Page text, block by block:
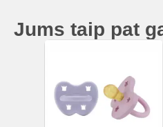
Jums taip pat